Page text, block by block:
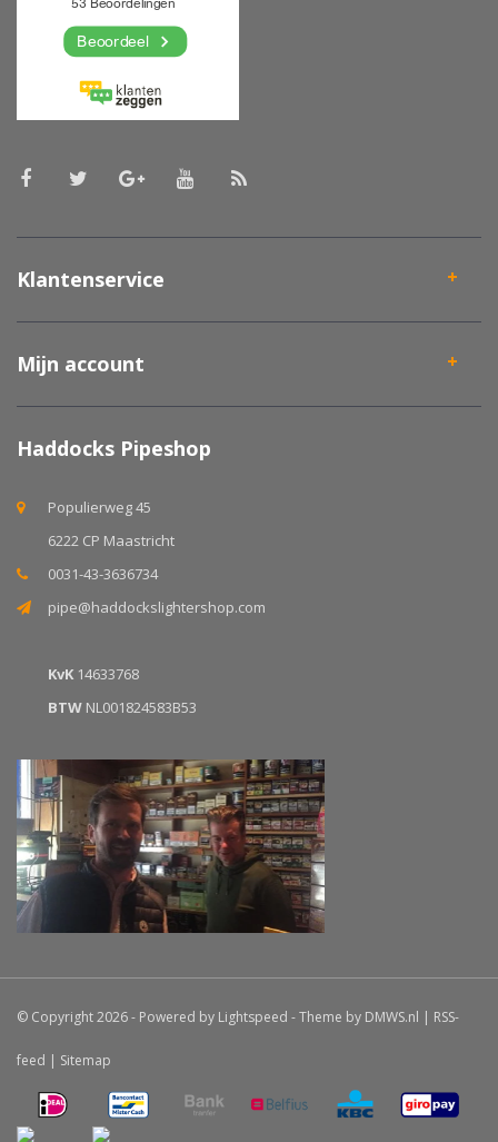
Klantenservice
Mijn account
Haddocks Pipeshop
Populierweg 45
6222 CP Maastricht
0031-43-3636734
pipe@haddockslightershop.com
KvK 14633768
BTW NL001824583B53
© Copyright 2026 - Powered by Lightspeed - Theme by DMWS.nl | RSS-
feed | Sitemap